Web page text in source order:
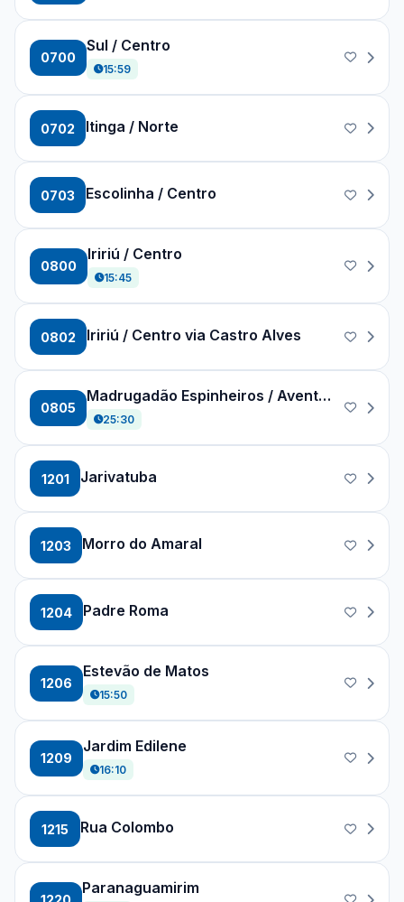
0700
Sul / Centro
15:59
0702 Itinga / Norte
0703 Escolinha / Centro
0800
Iririú / Centro
15:45
0802 Iririú / Centro via Castro Alves
0805
Madrugadão Espinheiros / Aventureiro
25:30
1201 Jarivatuba
1203 Morro do Amaral
1204 Padre Roma
1206
Estevão de Matos
15:50
1209
Jardim Edilene
16:10
1215 Rua Colombo
Paranaguamirim